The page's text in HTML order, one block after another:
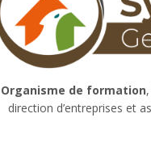
Organisme de formation
direction d’entreprises et